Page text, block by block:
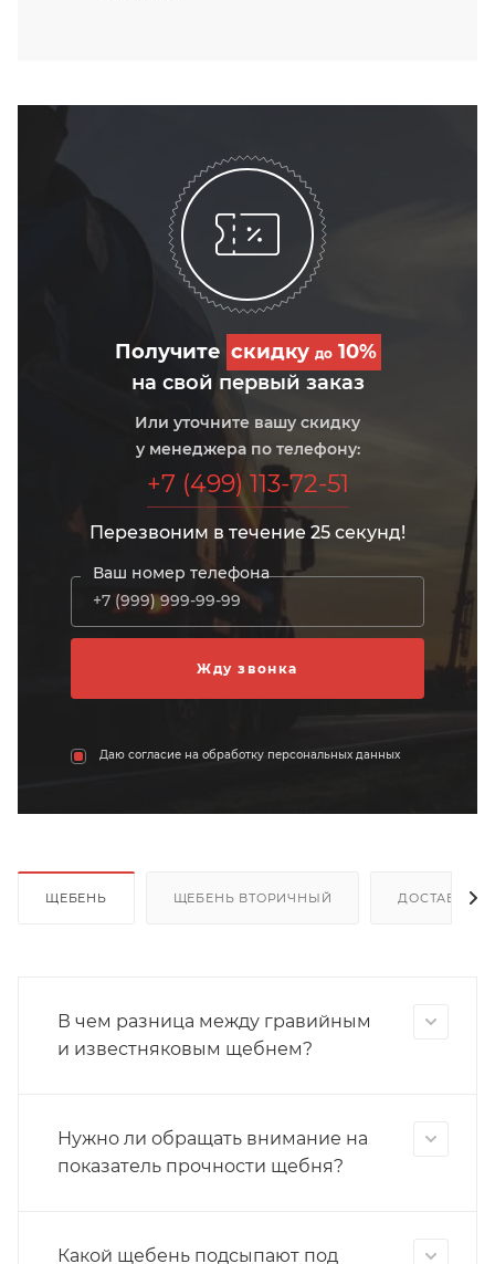
Получите скидку до10%
на свой первый заказ
Или уточните вашу скидку
у менеджера по телефону:
+7 (499) 113-72-51
Перезвоним в течение 25 секунд!
Ваш номер телефона
Даю согласие на обработку персональных данных
ЩЕБЕНЬ ЩЕБЕНЬ ВТОРИЧНЫЙ ДОСТАВКА
В чем разница между гравийным
и известняковым щебнем?
Нужно ли обращать внимание на
показатель прочности щебня?
Какой щебень подсыпают под